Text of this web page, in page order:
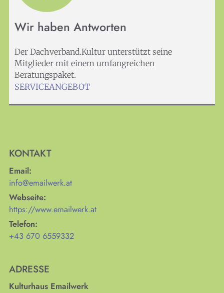
Wir haben Antworten
Der Dachverband.Kultur unterstützt seine
Mitglieder mit einem umfangreichen
Beratungspaket.
SERVICEANGEBOT
KONTAKT
Email:
info@emailwerk.at
Webseite:
https://www.emailwerk.at
Telefon:
+43 670 6559332
ADRESSE
Kulturhaus Emailwerk